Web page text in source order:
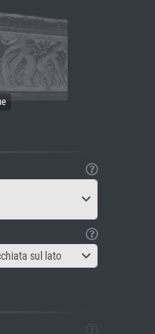
sul lato